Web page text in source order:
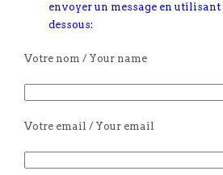
envoyer un message en
dessous:
Votre nom / Your name
Votre email / Your email